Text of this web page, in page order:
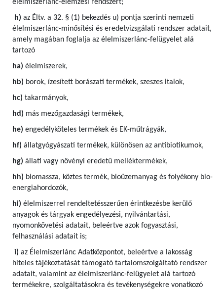
élelmiszerlánc-elemzési rendszert;
h) az Éltv. a 32. § (1) bekezdés u) pontja szerinti nemzeti
élelmiszerlánc-minősítési és eredetvizsgálati rendszer adatait,
amely magában foglalja az élelmiszerlánc-felügyelet alá
tartozó
ha) élelmiszerek,
hb) borok, ízesített borászati termékek, szeszes italok,
hc) takarmányok,
hd) más mezőgazdasági termékek,
he) engedélyköteles termékek és EK-műtrágyák,
hf) állatgyógyászati termékek, különösen az antibiotikumok,
hg) állati vagy növényi eredetű melléktermékek,
hh) biomassza, köztes termék, bioüzemanyag és folyékony bio-
energiahordozók,
hi) élelmiszerrel rendeltetésszerűen érintkezésbe kerülő
anyagok és tárgyak engedélyezési, nyilvántartási,
nyomonkövetési adatait, beleértve azok fogyasztási,
felhasználási adatait is;
i) az Élelmiszerlánc Adatközpontot, beleértve a lakosság
hiteles tájékoztatását támogató tartalomszolgáltató rendszer
adatait, valamint az élelmiszerlánc-felügyelet alá tartozó
termékekre, szolgáltatásokra és tevékenységekre vonatkozó